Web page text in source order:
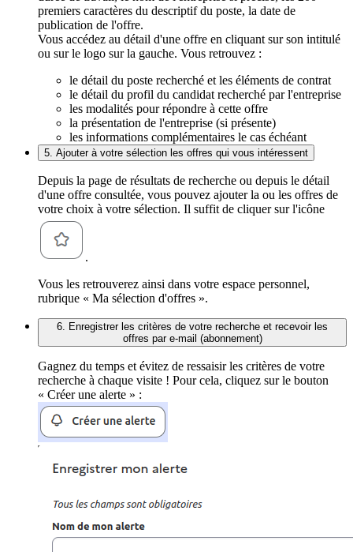
premiers caractères du descriptif du poste, la date de
publication de l'offre.
Vous accédez au détail d'une offre en cliquant sur son intitulé
ou sur le logo sur la gauche. Vous retrouvez :
le détail du poste recherché et les éléments de contrat
le détail du profil du candidat recherché par l'entreprise
les modalités pour répondre à cette offre
la présentation de l'entreprise (si présente)
les informations complémentaires le cas échéant
5. Ajouter à votre sélection les offres qui vous intéressent
Depuis la page de résultats de recherche ou depuis le détail
d'une offre consultée, vous pouvez ajouter la ou les offres de
votre choix à votre sélection. Il suffit de cliquer sur l'icône
.
Vous les retrouverez ainsi dans votre espace personnel,
rubrique « Ma sélection d'offres ».
6. Enregistrer les critères de votre recherche et recevoir les
offres par e-mail (abonnement)
Gagnez du temps et évitez de ressaisir les critères de votre
recherche à chaque visite ! Pour cela, cliquez sur le bouton
« Créer une alerte » :